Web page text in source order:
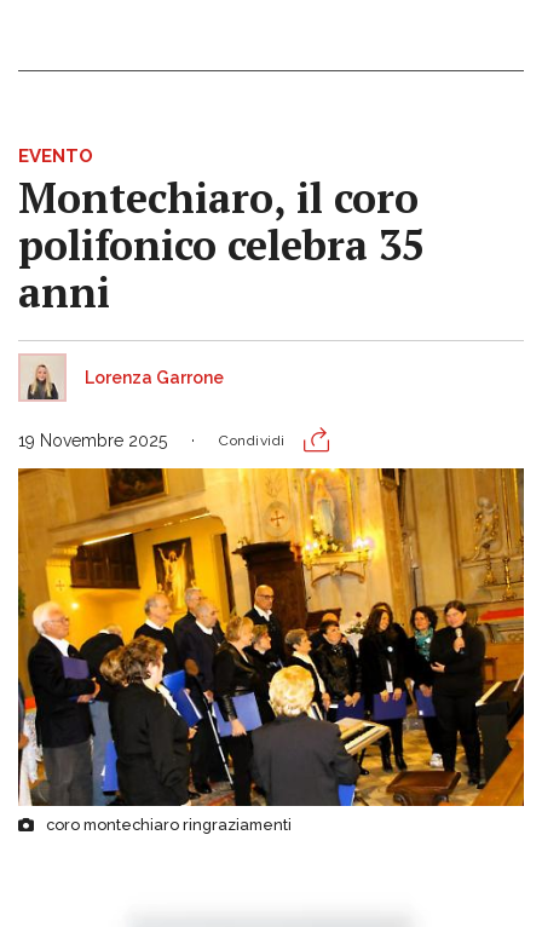
EVENTO
Montechiaro, il coro
polifonico celebra 35
anni
Lorenza Garrone
19 Novembre 2025 Condividi
coro montechiaro ringraziamenti